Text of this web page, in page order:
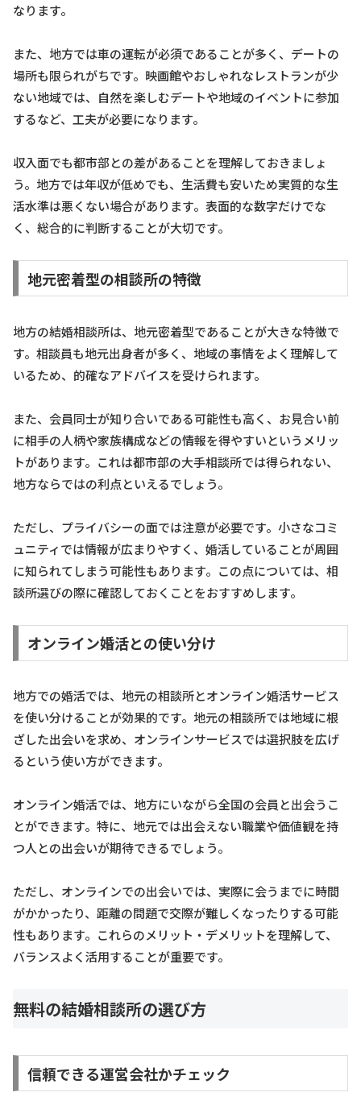
なります。
また、地方では車の運転が必須であることが多く、デートの
場所も限られがちです。映画館やおしゃれなレストランが少
ない地域では、自然を楽しむデートや地域のイベントに参加
するなど、工夫が必要になります。
収入面でも都市部との差があることを理解しておきましょ
う。地方では年収が低めでも、生活費も安いため実質的な生
活水準は悪くない場合があります。表面的な数字だけでな
く、総合的に判断することが大切です。
地元密着型の相談所の特徴
地方の結婚相談所は、地元密着型であることが大きな特徴で
す。相談員も地元出身者が多く、地域の事情をよく理解して
いるため、的確なアドバイスを受けられます。
また、会員同士が知り合いである可能性も高く、お見合い前
に相手の人柄や家族構成などの情報を得やすいというメリッ
トがあります。これは都市部の大手相談所では得られない、
地方ならではの利点といえるでしょう。
ただし、プライバシーの面では注意が必要です。小さなコミ
ュニティでは情報が広まりやすく、婚活していることが周囲
に知られてしまう可能性もあります。この点については、相
談所選びの際に確認しておくことをおすすめします。
オンライン婚活との使い分け
地方での婚活では、地元の相談所とオンライン婚活サービス
を使い分けることが効果的です。地元の相談所では地域に根
ざした出会いを求め、オンラインサービスでは選択肢を広げ
るという使い方ができます。
オンライン婚活では、地方にいながら全国の会員と出会うこ
とができます。特に、地元では出会えない職業や価値観を持
つ人との出会いが期待できるでしょう。
ただし、オンラインでの出会いでは、実際に会うまでに時間
がかかったり、距離の問題で交際が難しくなったりする可能
性もあります。これらのメリット・デメリットを理解して、
バランスよく活用することが重要です。
無料の結婚相談所の選び方
信頼できる運営会社かチェック